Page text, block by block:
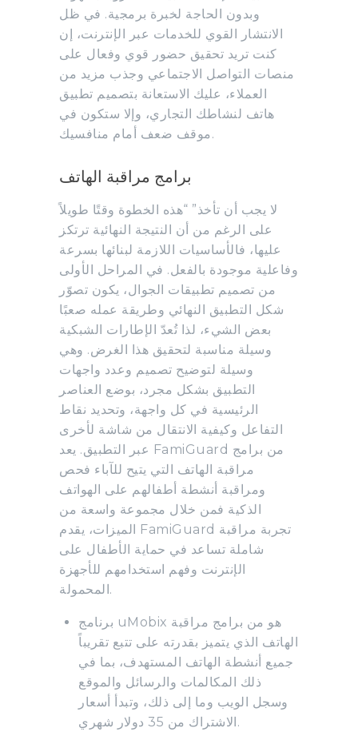
وبدون الحاجة لخبرة برمجية. في ظل
الانتشار القوي للخدمات عبر الإنترنت، إن
كنت تريد تحقيق حضور قوي وفعال على
منصات التواصل الاجتماعي وجذب مزيد من
العملاء، عليك الاستعانة بتصميم تطبيق
هاتف لنشاطك التجاري، وإلا ستكون في
موقف ضعف أمام منافسيك.
برامج مراقبة الهاتف
لا يجب أن تأخذ” “هذه الخطوة وقتًا طويلاً
على الرغم من أن النتيجة النهائية ترتكز
عليها، فالأساسيات اللازمة لبنائها بسرعة
وفاعلية موجودة بالفعل. في المراحل الأولى
من تصميم تطبيقات الجوال، يكون تصوّر
شكل التطبيق النهائي وطريقة عمله صعبًا
بعض الشيء، لذا تُعدّ الإطارات الشبكية
وسيلة مناسبة لتحقيق هذا الغرض. وهي
وسيلة لتوضيح تصميم وعدد واجهات
التطبيق بشكل مجرد، بوضع العناصر
الرئيسية في كل واجهة، وتحديد نقاط
التفاعل وكيفية الانتقال من شاشة لأخرى
عبر التطبيق. يعد FamiGuard من برامج
مراقبة الهاتف التي يتيح للآباء فحص
ومراقبة أنشطة أطفالهم على الهواتف
الذكية فمن خلال مجموعة واسعة من
الميزات، يقدم FamiGuard تجربة مراقبة
شاملة تساعد في حماية الأطفال على
الإنترنت وفهم استخدامهم للأجهزة
المحمولة.
برنامج uMobix هو من برامج مراقبة
الهاتف الذي يتميز بقدرته على تتبع تقريباً
جميع أنشطة الهاتف المستهدف، بما في
ذلك المكالمات والرسائل والموقع
وسجل الويب وما إلى ذلك، وتبدأ أسعار
الاشتراك من 35 دولار شهري.